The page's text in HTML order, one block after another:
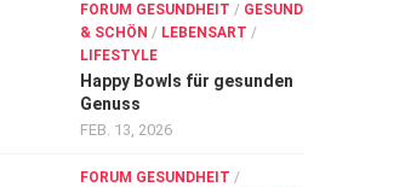
FORUM GESUNDHEIT / GESUND
& SCHÖN / LEBENSART /
LIFESTYLE
Happy Bowls für gesunden
Genuss
FEB. 13, 2026
FORUM GESUNDHEIT /